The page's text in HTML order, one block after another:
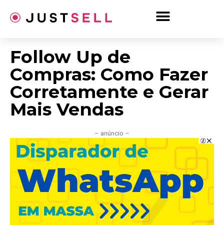
para
Follow Up de
Compras: Como Fazer
Corretamente e Gerar
Mais Vendas
– anúncio –